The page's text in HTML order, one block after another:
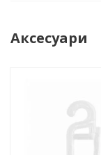
Аксесуари